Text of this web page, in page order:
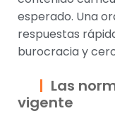
esperado. Una
respuestas
burocracia y
Las
vigente